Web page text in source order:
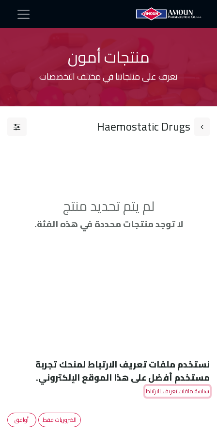
منتجات أمون
تعرف على منتجاتنا في مختلف التخصصات
Haemostatic Drugs
لم يتم تحديد منتج
لا توجد منتجات محددة في هذه الفئة.
Amoun Pharmaceutical Co. S.A.E
نستخدم ملفات تعريف الارتباط لمنحك تجربة
مستخدم أفضل على هذا الموقع الإلكتروني.
سياسة ملفات تعريف الارتباط
الضروريات فقط أوافق